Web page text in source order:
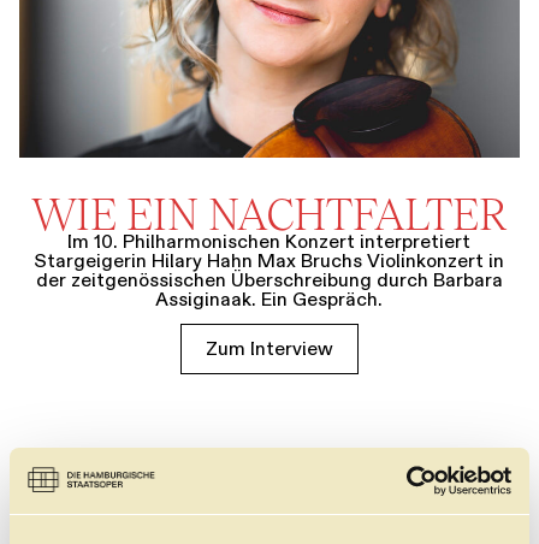
WIE EIN NACHTFALTER
Im 10. Philharmonischen Konzert interpretiert
Stargeigerin Hilary Hahn Max Bruchs Violinkonzert in
der zeitgenössischen Überschreibung durch Barbara
Assiginaak. Ein Gespräch.
Zum Interview